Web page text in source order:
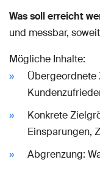
Was soll erreicht
und messbar,
Mögliche Inhalte:
Übergeordnete
Konkrete
Einsparungen,
Abgrenzung: